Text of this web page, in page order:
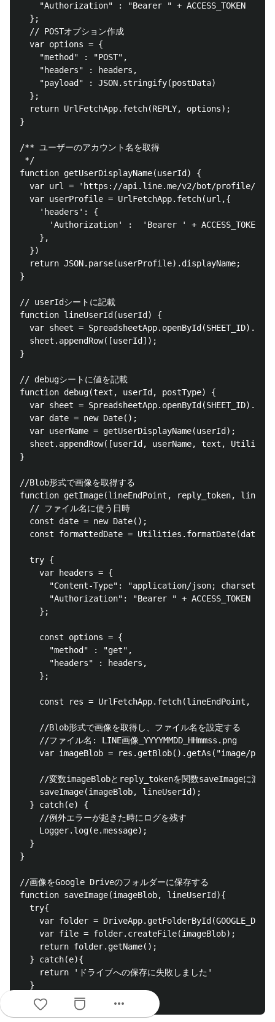
    "Authorization" : "Bearer " + ACCESS_TOKEN
  };
  // POSTオプション作成
  var options = {
    "method" : "POST",
    "headers" : headers,
    "payload" : JSON.stringify(postData)
  };
  return UrlFetchApp.fetch(REPLY, options);
}
/** ユーザーのアカウント名を取得
*/
function getUserDisplayName(userId) {
var url = 'https://api.line.me/v2/bot/profile/' +
  var userProfile = UrlFetchApp.fetch(url,{
    'headers': {
      'Authorization' :  'Bearer ' + ACCESS_TOKEN,
    },
  })
  return JSON.parse(userProfile).displayName;
}
// userIdシートに記載
function lineUserId(userId) {
var sheet =
  sheet.appendRow([userId]);
}
// debugシートに値を記載
function debug(text, userId, postType) {
var sheet =
  var date = new Date();
  var userName = getUserDisplayName(userId);
sheet.appendRow([userId, userName, text,
}
//Blob形式で画像を取得する
function getImage(lineEndPoint, reply_token,
  // ファイル名に使う日時
  const date = new Date();
const formattedDate = Utilities.formatDate(date,
  try {
    var headers = {
"Content-Type": "application/json;
      "Authorization": "Bearer " + ACCESS_TOKEN
    };
    const options = {
      "method" : "get",
      "headers" : headers,
    };
const res = UrlFetchApp.fetch(lineEndPoint,
    //Blob形式で画像を取得し、ファイル名を設定する
    //ファイル名: LINE画像_YYYYMMDD_HHmmss.png
var imageBlob = res.getBlob().getAs("image/
//変数imageBlobとreply_tokenを関数saveImageに渡し
    saveImage(imageBlob, lineUserId);
  } catch(e) {
    //例外エラーが起きた時にログを残す
    Logger.log(e.message);
  }
}
//画像をGoogle Driveのフォルダーに保存する
function saveImage(imageBlob, lineUserId){
  try{
var folder =
    var file = folder.createFile(imageBlob);
    return folder.getName();
  } catch(e){
    return 'ドライブへの保存に失敗しました'
  }
more_horiz